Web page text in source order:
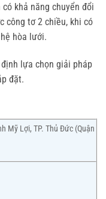
khả năng chuyển đổi
công tơ 2 chiều, khi có
hòa lưới.
lựa chọn giải pháp
đặt.
Mỹ Lợi, TP. Thủ Đức (Quận